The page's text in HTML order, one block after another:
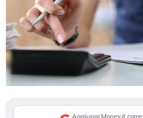
Aggiungi Money.it come